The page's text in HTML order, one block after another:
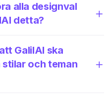
alla designval
detta?
GalilAI ska
och teman